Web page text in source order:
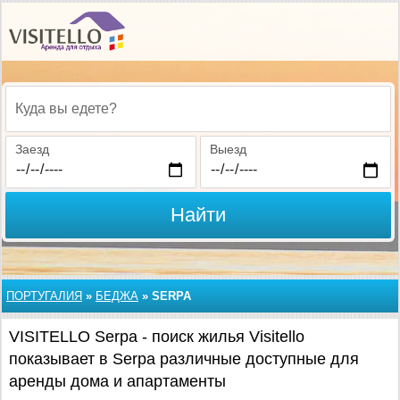
Куда вы едете?
Заезд Выезд
Найти
ПОРТУГАЛИЯ » БЕДЖА » SERPA
VISITELLO Serpa - поиск жилья Visitello
показывает в Serpa различные доступные для
аренды дома и апартаменты